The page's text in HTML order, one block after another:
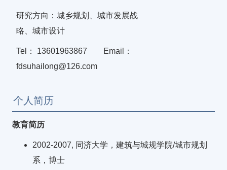
研究方向：城乡规划、城市发展战
略、城市设计
Tel： 13601963867 Email：
fdsuhailong@126.com
个人简历
教育简历
2002-2007, 同济大学，建筑与城规学院/城市规划
系，博士